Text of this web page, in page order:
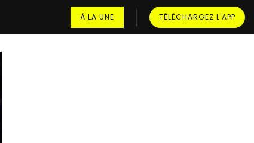
À LA UNE TÉLÉCHARGEZ L'APP